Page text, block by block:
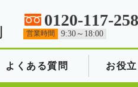
0120-117-258
営業時間 9:30～18:00
よくある質問 お役